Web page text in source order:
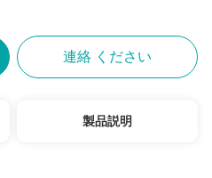
連絡 ください
製品説明